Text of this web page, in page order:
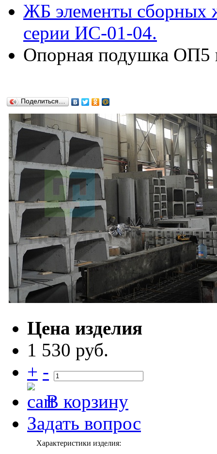
ЖБ элементы сборных
серии ИС-01-04.
Опорная подушка ОП5
Поделиться…
Цена изделия
1 530 руб.
+ -
В корзину
Задать вопрос
Характеристики изделия: